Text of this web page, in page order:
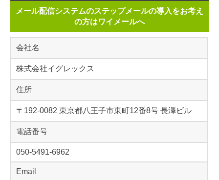
メール配信システムのステップメールの導入をお考え
の方はワイメールへ
会社名
株式会社イグレックス
住所
〒192-0082 東京都八王子市東町12番8号 長澤ビル
電話番号
050-5491-6962
Email